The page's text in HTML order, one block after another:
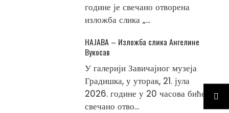
године је свечано отворена
изложба слика „...
НАЈАВА – Изложба слика Ангелине
Вукосав
У галерији Завичајног музеја
Градишка, у уторак, 21. јула
2026. године у 20 часова биће
свечано отво...